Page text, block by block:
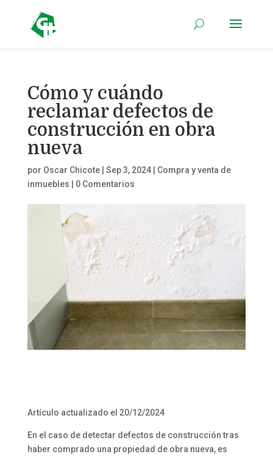
Cómo y cuándo
reclamar defectos de
construcción en obra
nueva
por Oscar Chicote| Sep 3, 2024| Compra y venta de
inmuebles
0 Comentarios
Artículo actualizado el 20/12/2024
En el caso de detectar defectos de construcción tras
haber comprado una propiedad de obra nueva, es